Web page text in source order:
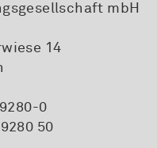
mbH
14
0
50